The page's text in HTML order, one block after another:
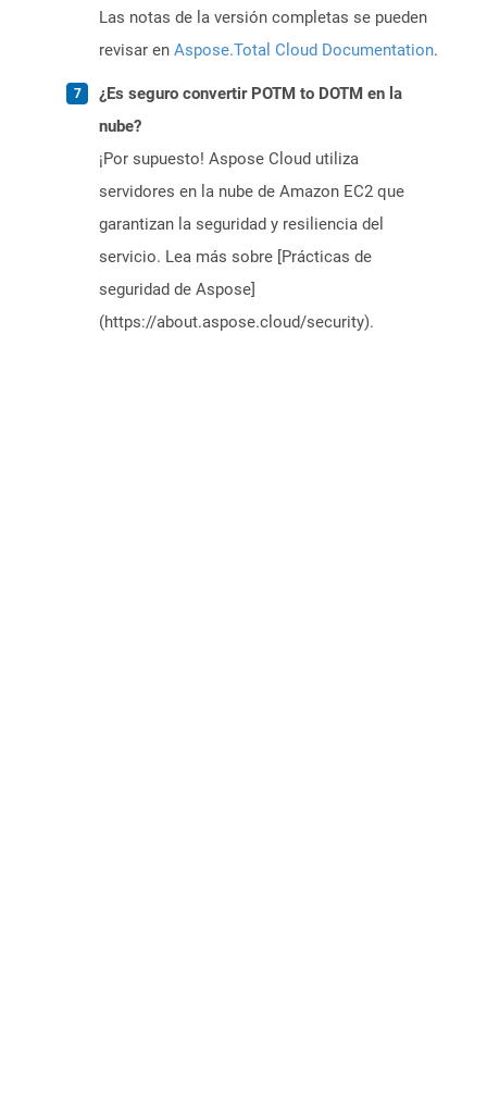
Las notas de la versión completas se pueden
revisar en Aspose.Total Cloud Documentation.
¿Es seguro convertir POTM to DOTM en la
nube?
¡Por supuesto! Aspose Cloud utiliza
servidores en la nube de Amazon EC2 que
garantizan la seguridad y resiliencia del
servicio. Lea más sobre [Prácticas de
seguridad de Aspose]
(https://about.aspose.cloud/security).